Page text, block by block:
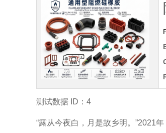
测试数据 ID：4
“露从今夜白，月是故乡明。”2021